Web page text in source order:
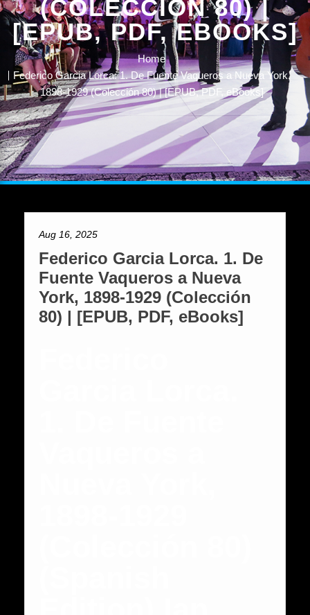
(COLECCIÓN 80) |
[EPUB, PDF, EBOOKS]
Home
Federico Garcia Lorca. 1. De Fuente Vaqueros a Nueva York,
1898-1929 (Colección 80) | [EPUB, PDF, eBooks]
Aug 16, 2025
Federico Garcia Lorca. 1. De
Fuente Vaqueros a Nueva
York, 1898-1929 (Colección
80) | [EPUB, PDF, eBooks]